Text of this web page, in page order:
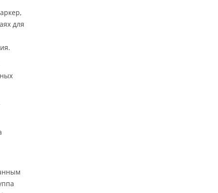
для